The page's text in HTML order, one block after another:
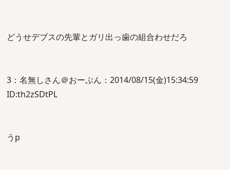
どうせデブスの先輩とガリ出っ歯の組合わせだろ
3：名無しさん＠おーぷん：2014/08/15(金)15:34:59
ID:th2zSDtPL
うp